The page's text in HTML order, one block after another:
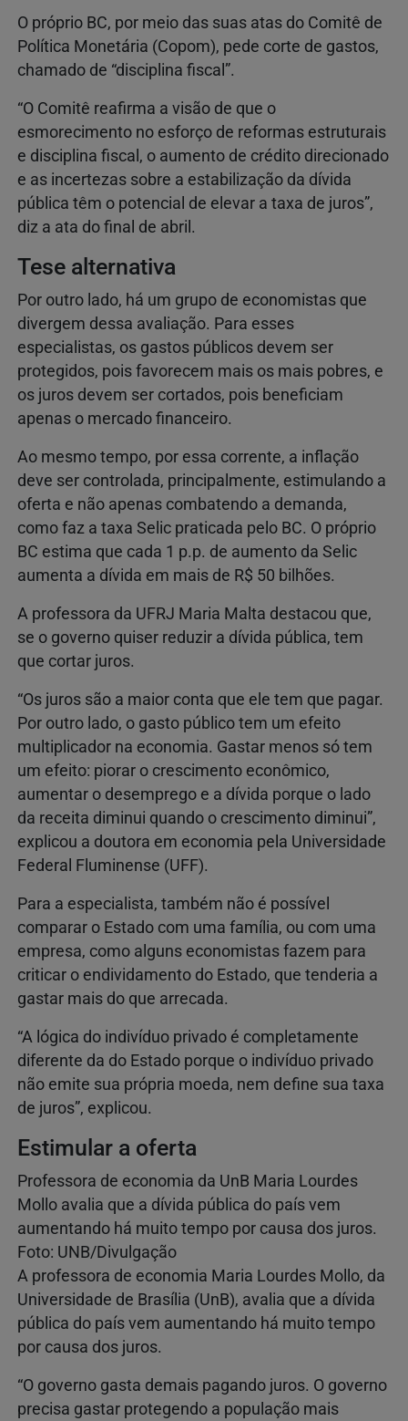
O próprio BC, por meio das suas atas do Comitê de
Política Monetária (Copom), pede corte de gastos,
chamado de “disciplina fiscal”.
“O Comitê reafirma a visão de que o
esmorecimento no esforço de reformas estruturais
e disciplina fiscal, o aumento de crédito direcionado
e as incertezas sobre a estabilização da dívida
pública têm o potencial de elevar a taxa de juros”,
diz a ata do final de abril.
Tese alternativa
Por outro lado, há um grupo de economistas que
divergem dessa avaliação. Para esses
especialistas, os gastos públicos devem ser
protegidos, pois favorecem mais os mais pobres, e
os juros devem ser cortados, pois beneficiam
apenas o mercado financeiro.
Ao mesmo tempo, por essa corrente, a inflação
deve ser controlada, principalmente, estimulando a
oferta e não apenas combatendo a demanda,
como faz a taxa Selic praticada pelo BC. O próprio
BC estima que cada 1 p.p. de aumento da Selic
aumenta a dívida em mais de R$ 50 bilhões.
A professora da UFRJ Maria Malta destacou que,
se o governo quiser reduzir a dívida pública, tem
que cortar juros.
“Os juros são a maior conta que ele tem que pagar.
Por outro lado, o gasto público tem um efeito
multiplicador na economia. Gastar menos só tem
um efeito: piorar o crescimento econômico,
aumentar o desemprego e a dívida porque o lado
da receita diminui quando o crescimento diminui”,
explicou a doutora em economia pela Universidade
Federal Fluminense (UFF).
Para a especialista, também não é possível
comparar o Estado com uma família, ou com uma
empresa, como alguns economistas fazem para
criticar o endividamento do Estado, que tenderia a
gastar mais do que arrecada.
“A lógica do indivíduo privado é completamente
diferente da do Estado porque o indivíduo privado
não emite sua própria moeda, nem define sua taxa
de juros”, explicou.
Estimular a oferta
Professora de economia da UnB Maria Lourdes
Mollo avalia que a dívida pública do país vem
aumentando há muito tempo por causa dos juros.
Foto: UNB/Divulgação
A professora de economia Maria Lourdes Mollo, da
Universidade de Brasília (UnB), avalia que a dívida
pública do país vem aumentando há muito tempo
por causa dos juros.
“O governo gasta demais pagando juros. O governo
precisa gastar protegendo a população mais